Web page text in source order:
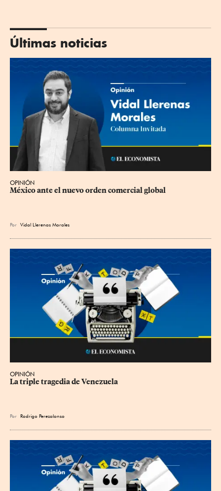
Últimas noticias
OPINIÓN
México ante el nuevo orden comercial global
Por Vidal Llerenas Morales
OPINIÓN
La triple tragedia de Venezuela
Por Rodrigo Perezalonso